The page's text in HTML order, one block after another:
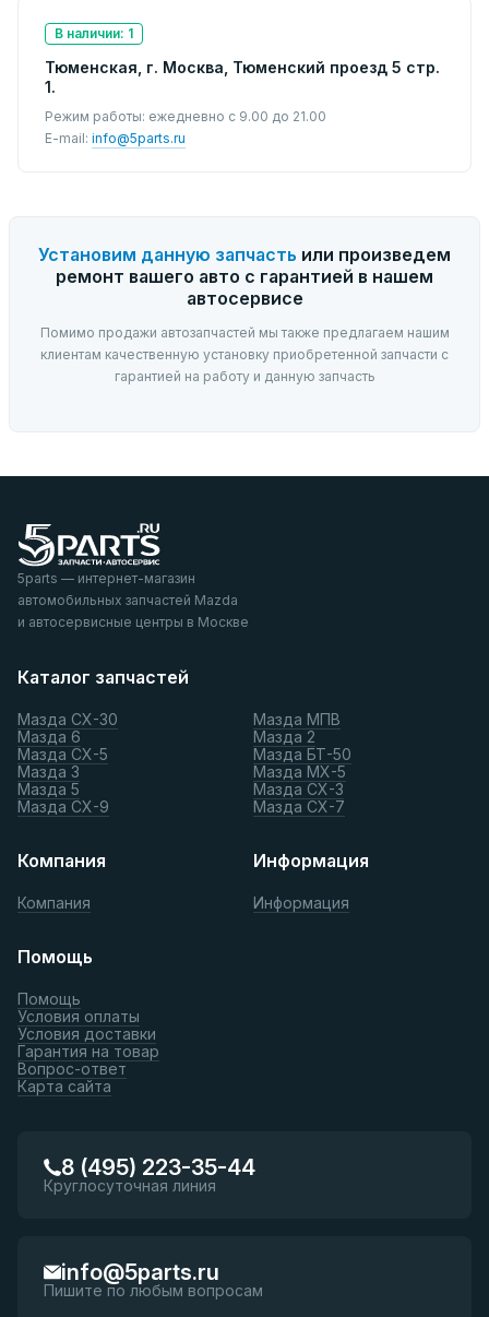
В наличии: 1
Тюменская, г. Москва, Тюменский проезд 5 стр.
1.
Режим работы: ежедневно с 9.00 до 21.00
E-mail: info@5parts.ru
Установим данную запчасть или произведем
ремонт вашего авто с гарантией в нашем
автосервисе
Помимо продажи автозапчастей мы также предлагаем нашим
клиентам качественную установку приобретенной запчасти с
гарантией на работу и данную запчасть
5parts — интернет-магазин
автомобильных запчастей Mazda
и автосервисные центры в Москве
Каталог запчастей
Мазда СХ-30
Мазда 6
Мазда СХ-5
Мазда 3
Мазда 5
Мазда СХ-9
Мазда МПВ
Мазда 2
Мазда БТ-50
Мазда МХ-5
Мазда СХ-3
Мазда СХ-7
Компания
Компания
Информация
Информация
Помощь
Помощь
Условия оплаты
Условия доставки
Гарантия на товар
Вопрос-ответ
Карта сайта
8 (495) 223-35-44
Круглосуточная линия
info@5parts.ru
Пишите по любым вопросам